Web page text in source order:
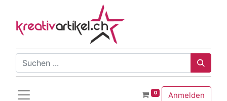
0 Anmelden